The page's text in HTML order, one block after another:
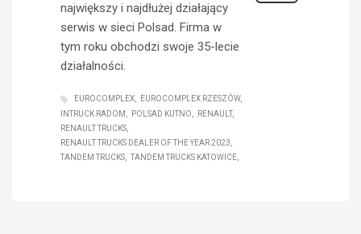
największy i najdłużej działający
serwis w sieci Polsad. Firma w
tym roku obchodzi swoje 35-lecie
działalności.
EUROCOMPLEX
EUROCOMPLEX RZESZÓW
INTRUCK RADOM
POLSAD KUTNO
RENAULT
RENAULT TRUCKS
RENAULT TRUCKS DEALER OF THE YEAR 2023
TANDEM TRUCKS
TANDEM TRUCKS KATOWICE